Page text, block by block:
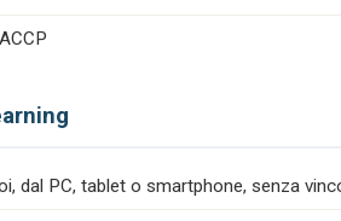
dal PC, tablet o smartphone, senza